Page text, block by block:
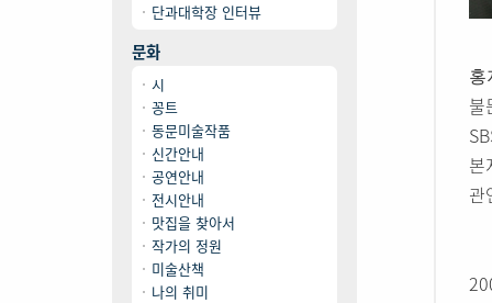
단과대학장 인터뷰
문화
시
꽁트
동문미술작품
신간안내
공연안내
전시안내
맛집을 찾아서
작가의 정원
미술산책
나의 취미
홍
불
본
관